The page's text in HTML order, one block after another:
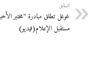
السابق
غوغل تطلق مبادرة “مختبر
مستقبل الإعلام(فيديو)